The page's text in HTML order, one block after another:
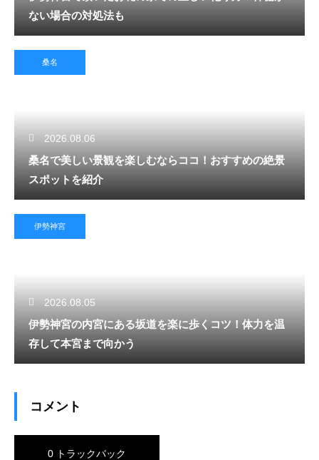
ない場合の対処法も
桑名
2026.08.06
桑名で美しい景観を楽しむならココ！おすすめの絶景
スポットを紹介
伊勢神宮
2026.08.05
伊勢神宮の内宮にある坂道を楽に歩くコツ！体力を温
存して本宮まで向かう
コメント
0 トラックバック